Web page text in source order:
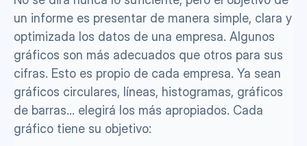
un informe es presentar de manera simple, clara y
optimizada los datos de una empresa. Algunos
gráficos son más adecuados que otros para sus
cifras. Esto es propio de cada empresa. Ya sean
gráficos circulares, líneas, histogramas, gráficos
de barras... elegirá los más apropiados. Cada
gráfico tiene su objetivo: